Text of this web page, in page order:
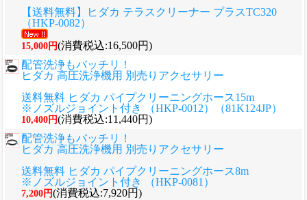
【送料無料】ヒダカ テラスクリーナー プラスTC320
（HKP-0082）
15,000円(消費税込:16,500円)
配管洗浄もバッチリ！
ヒダカ 高圧洗浄機用 別売りアクセサリー
送料無料 ヒダカ パイプクリーニングホース15m
※ノズルジョイント付き （HKP-0012）（81K124JP）
10,400円(消費税込:11,440円)
配管洗浄もバッチリ！
ヒダカ 高圧洗浄機用 別売りアクセサリー
送料無料 ヒダカ パイプクリーニングホース8m
※ノズルジョイント付き （HKP-0081）
7,200円(消費税込:7,920円)